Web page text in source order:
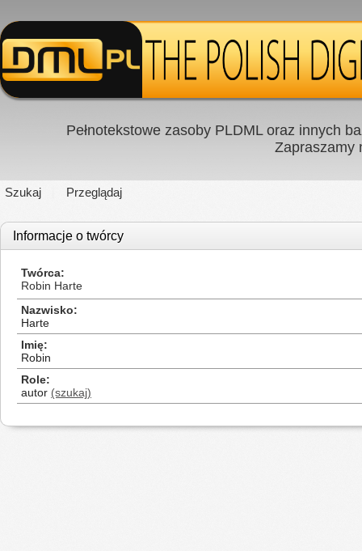
Pełnotekstowe zasoby PLDML oraz innych
Zapraszamy
Szukaj Przeglądaj
Informacje o twórcy
Twórca
Robin Harte
Nazwisko
Harte
Imię
Robin
Role
autor (szukaj)